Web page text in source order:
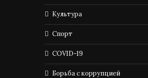
Культура
Спорт
COVID-19
Борьба с коррупцией